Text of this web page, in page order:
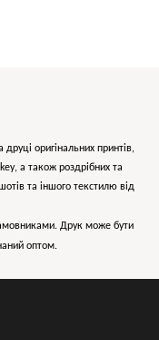
оригінальних принтів,
, а також роздрібних та
та іншого текстилю від
Друк може бути
оптом.